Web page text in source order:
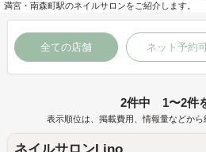
満宮・南森町駅のネイルサロンをご紹介します。
全ての店舗 ネット予約
2件中 1〜2件
表示順位は、掲載費用、情報量などから